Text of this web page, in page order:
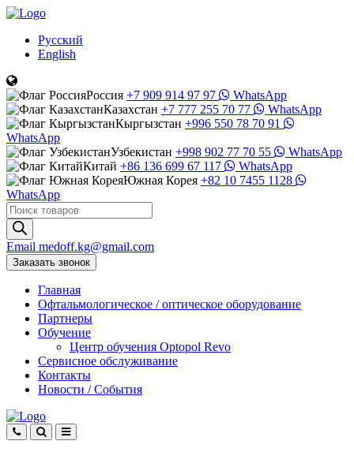
Русский
English
Россия +7 909 914 97 97
WhatsApp
Казахстан +7 777 255 70 77
WhatsApp
Кыргызстан +996 550 78 70 91
WhatsApp
Узбекистан +998 902 77 70 55
WhatsApp
Китай +86 136 699 67 117
WhatsApp
Южная Корея +82 10 7455 1128
WhatsApp
Поиск
товаров
Email medoff.kg@gmail.com
Заказать звонок
Главная
Офтальмологическое / оптическое оборудование
Партнеры
Обучение
Центр обучения Оptopol Revo
Сервисное обслуживание
Контакты
Новости / События